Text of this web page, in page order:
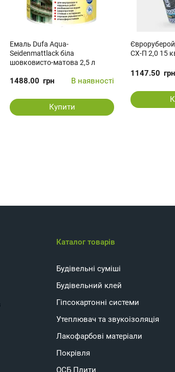
Емаль Dufa Aqua-
Seidenmattlack біла
шовковисто-матова 2,5 л
1488.00 грн В наявності
Купити
СХ-П 2,0 15
1147.50 грн
Каталог товарів
Будівельні суміші
Будівельний клей
Гіпсокартонні системи
Утеплювач та звукоізоляція
Лакофарбові матеріали
Покрівля
ОСБ Плити